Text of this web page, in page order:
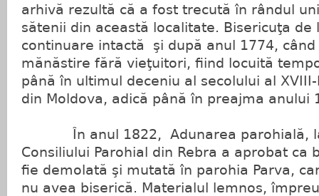
arhivă rezultă că a fost trecută în rândul
sătenii din această localitate. Bisericuţa de
continuare intactă şi după anul 1774,
mănăstire fără vieţuitori, fiind locuită
până în ultimul deceniu al secolului al
din Moldova, adică până în preajma anului
În anul 1822, Adunarea parohială, la
Consiliului Parohial din Rebra a aprobat ca
fie demolată şi mutată în parohia Parva,
nu avea biserică. Materialul lemnos,